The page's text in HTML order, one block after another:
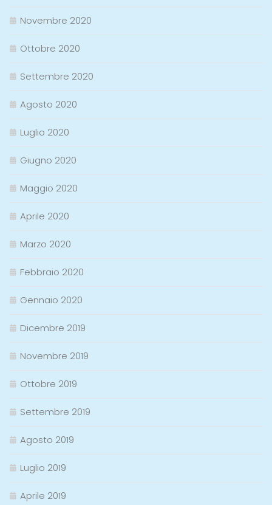
Novembre 2020
Ottobre 2020
Settembre 2020
Agosto 2020
Luglio 2020
Giugno 2020
Maggio 2020
Aprile 2020
Marzo 2020
Febbraio 2020
Gennaio 2020
Dicembre 2019
Novembre 2019
Ottobre 2019
Settembre 2019
Agosto 2019
Luglio 2019
Aprile 2019